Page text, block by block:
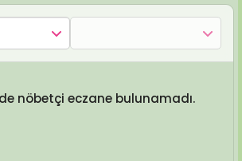
nöbetçi eczane bulunamadı.